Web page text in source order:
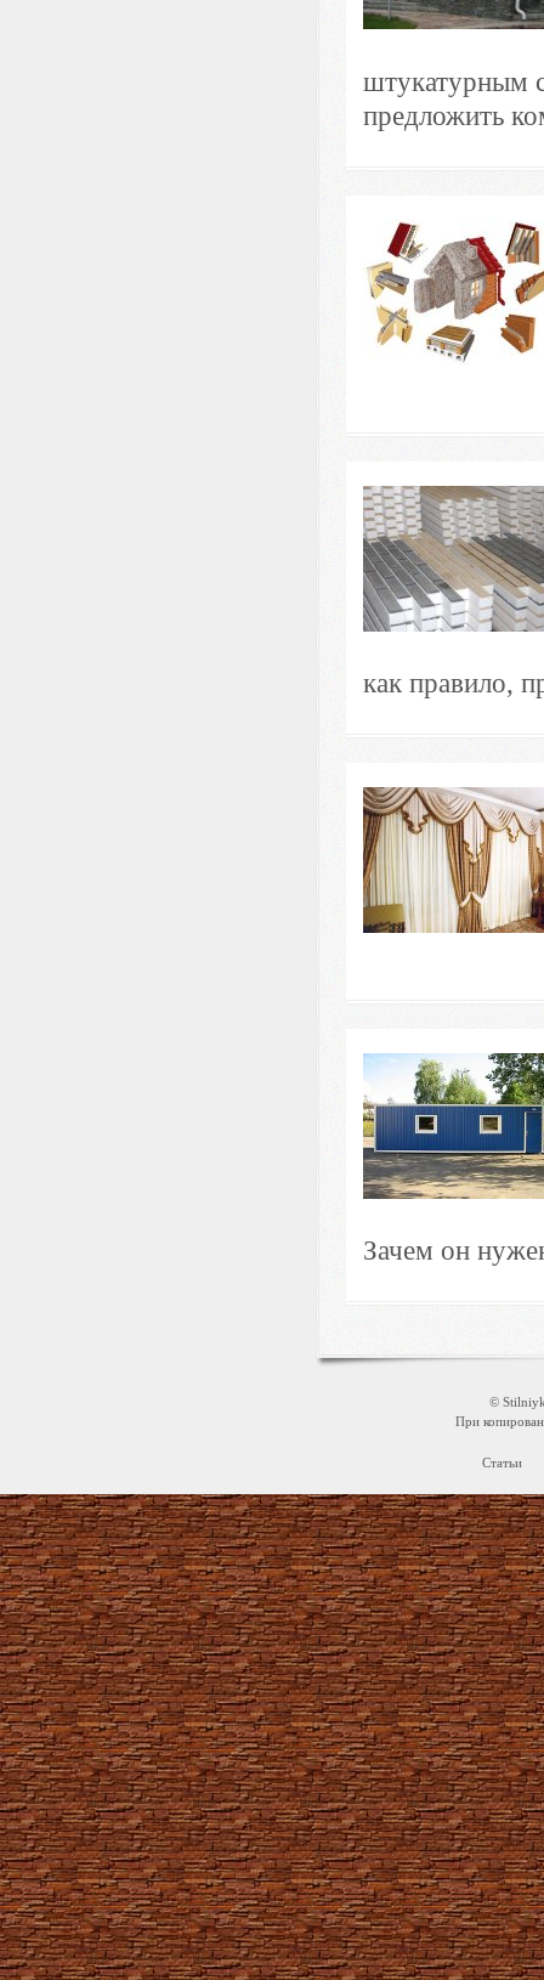
штукатурным
предложить
как правило,
Зачем он
©
При
Статьи